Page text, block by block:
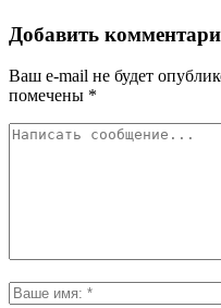
Добавить
Ваш e-mail не будет
помечены *